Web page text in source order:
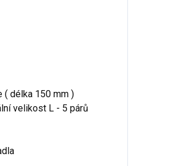
( délka 150 mm )
velikost L - 5 párů